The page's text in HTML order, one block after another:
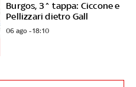
Burgos, 3^ tappa: Ciccone e
Pellizzari dietro Gall
06 ago - 18:10